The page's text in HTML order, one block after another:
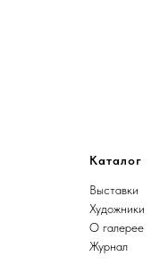
Каталог
Выставки
Художники
О галерее
Журнал